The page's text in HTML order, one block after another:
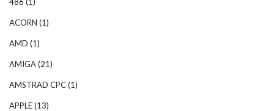
ACORN (1)
AMD (1)
AMIGA(21)
AMSTRAD CPC(1)
APPLE(13)